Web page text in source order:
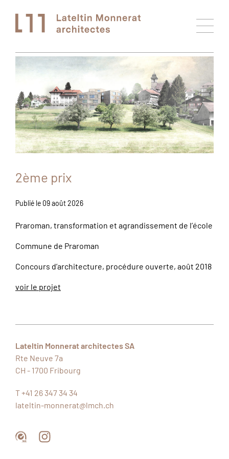
2ème prix
Publié le 09 août 2026
Praroman, transformation et agrandissement de l’école
Commune de Praroman
Concours d’architecture, procédure ouverte, août 2018
voir le projet
Lateltin Monnerat architectes SA
Rte Neuve 7a
CH - 1700 Fribourg
T +41 26 347 34 34
lateltin-monnerat@lmch.ch